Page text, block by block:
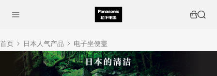
首页 日本人气产品 电子坐便盖